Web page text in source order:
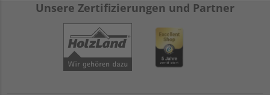
Unsere Zertifizierungen und Partner